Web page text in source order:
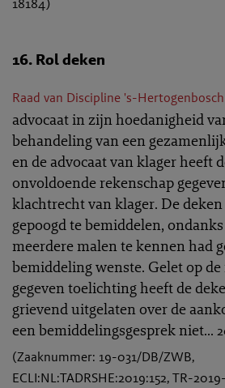
18184)
16. Rol deken
Raad van Discipline 's-Hertogenbosch
advocaat in zijn hoedanigheid
behandeling van een
en de advocaat van klager heeft
onvoldoende rekenschap
klachtrecht van klager. De
gepoogd te bemiddelen,
meerdere malen te kennen had
bemiddeling wenste. Gelet op
gegeven toelichting heeft de
grievend uitgelaten over de
een bemiddelingsgesprek niet...
(Zaaknummer: 19-031/DB/ZWB,
ECLI:NL:TADRSHE:2019:152, TR-